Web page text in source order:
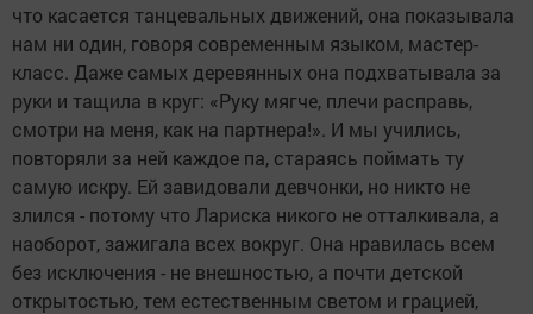
что касается танцевальных движений, она показывала
нам ни один, говоря современным языком, мастер-
класс. Даже самых деревянных она подхватывала за
руки и тащила в круг: «Руку мягче, плечи расправь,
смотри на меня, как на партнера!». И мы учились,
повторяли за ней каждое па, стараясь поймать ту
самую искру. Ей завидовали девчонки, но никто не
злился - потому что Лариска никого не отталкивала, а
наоборот, зажигала всех вокруг. Она нравилась всем
без исключения - не внешностью, а почти детской
открытостью, тем естественным светом и грацией,